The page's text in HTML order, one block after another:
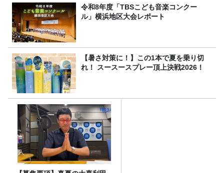
令和8年度「TBSこども音楽コンクー
ル」横浜地区大会レポート
【暑さ対策に！】この1本で夏を乗り切
れ！ スースースプレー頂上決戦2026！